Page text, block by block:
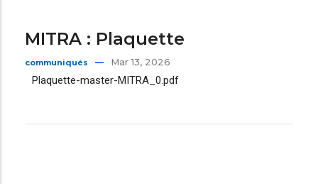
MITRA : Plaquette
communiqués Mar 13, 2026
Plaquette-master-MITRA_0.pdf